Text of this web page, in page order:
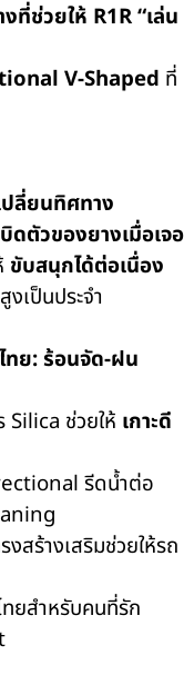
ช่วยให้ R1R “เล่น
V-Shaped ที่
ปลี่ยนทิศทาง
ดตัวของยางเมื่อเจอ
ขับสนุกได้ต่อเนื่อง
งเป็นประจำ
ทย: ร้อนจัด-ฝน
ช่วยให้ เกาะดี
รีดน้ำต่อ
งสร้างเสริมช่วยให้รถ
ทยสำหรับคนที่รัก